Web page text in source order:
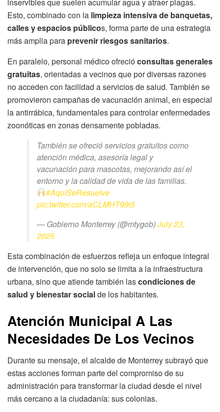
Esto, combinado con la limpieza intensiva de banquetas,
calles y espacios públicos, forma parte de una estrategia
más amplia para prevenir riesgos sanitarios.
En paralelo, personal médico ofrecióconsultas generales
gratuitas, orientadas a vecinos que por diversas razones
no acceden con facilidad a servicios de salud. También se
promovieron campañas de vacunación animal, en especial
la antirrábica, fundamentales para controlar enfermedades
zoonóticas en zonas densamente pobladas.
También se ofreció servicios gratuitos como
atención médica, asesoría legal y
vacunación para mascotas, mejorando así el
entorno y la calidad de vida de las familias.
#AquíSeResuelve
pic.twitter.com/aCLMHT99l5
— Gobierno Monterrey (@mtygob)July 23,
2025
Esta combinación de esfuerzos refleja un enfoque integral
de intervención, que no solo se limita a la infraestructura
urbana, sino que atiende también lascondiciones de
salud y bienestar socialde los habitantes.
Atención Municipal A Las
Necesidades De Los Vecinos
Durante su mensaje, el alcalde de Monterrey subrayó que
estas acciones forman parte del compromiso de su
administración para transformar la ciudad desde el nivel
más cercano a la ciudadanía: sus colonias.